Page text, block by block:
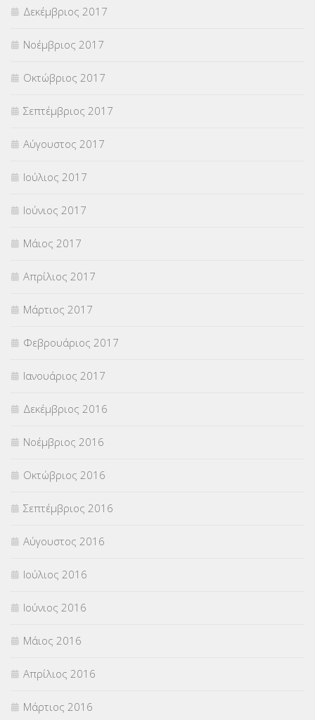
Δεκέμβριος 2017
Νοέμβριος 2017
Οκτώβριος 2017
Σεπτέμβριος 2017
Αύγουστος 2017
Ιούλιος 2017
Ιούνιος 2017
Μάιος 2017
Απρίλιος 2017
Μάρτιος 2017
Φεβρουάριος 2017
Ιανουάριος 2017
Δεκέμβριος 2016
Νοέμβριος 2016
Οκτώβριος 2016
Σεπτέμβριος 2016
Αύγουστος 2016
Ιούλιος 2016
Ιούνιος 2016
Μάιος 2016
Απρίλιος 2016
Μάρτιος 2016